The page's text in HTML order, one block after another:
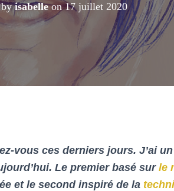
byisabelleon17 juillet 2020
vous ces derniers jours. J’ai
Le premier basé sur le
et le second inspiré de la